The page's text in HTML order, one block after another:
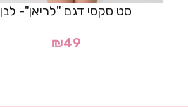
סט סקסי דגם "לריאן"- לבן
₪49